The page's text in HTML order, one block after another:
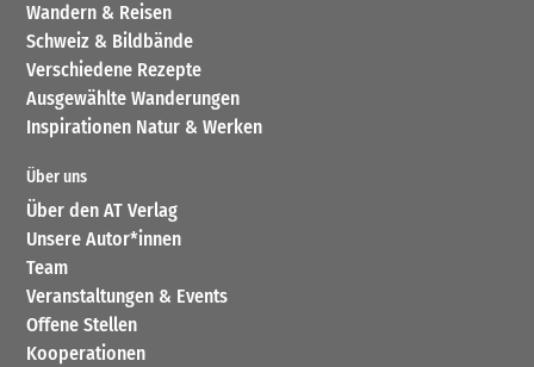
Wandern & Reisen
Schweiz & Bildbände
Verschiedene Rezepte
Ausgewählte Wanderungen
Inspirationen Natur & Werken
Über uns
Über den AT Verlag
Unsere Autor*innen
Team
Veranstaltungen & Events
Offene Stellen
Kooperationen